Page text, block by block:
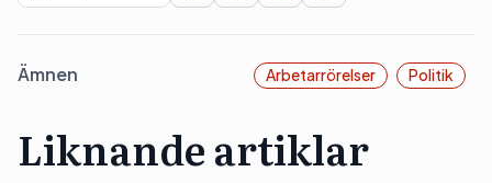
Ämnen Arbetarrörelser Politik
Liknande artiklar